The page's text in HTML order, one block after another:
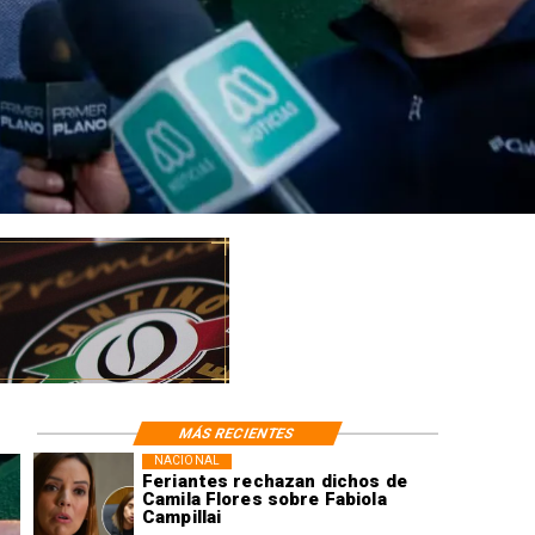
Feriantes rechazan dichos de
Camila Flores sobre Fabiola
Campillai
NACIONAL
MÁS RECIENTES